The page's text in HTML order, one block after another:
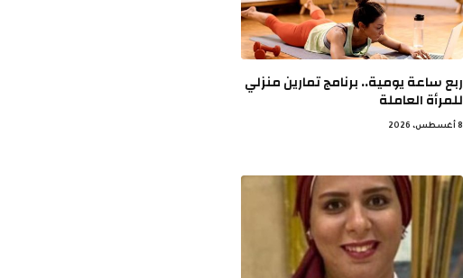
ربع ساعة يومية.. برنامج تمارين منزلي
للمرأة العاملة
8 أغسطس، 2026